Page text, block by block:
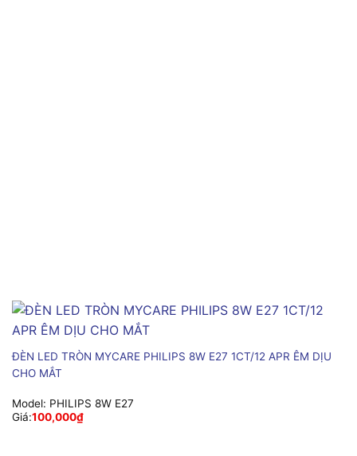
ĐÈN LED TRÒN MYCARE PHILIPS 8W E27 1CT/12 APR ÊM DỊU
CHO MẮT
Model: PHILIPS 8W E27
Giá:100,000₫